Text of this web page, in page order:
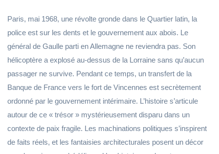
Paris, mai 1968, une révolte gronde dans le Quartier latin, la
police est sur les dents et le gouvernement aux abois. Le
général de Gaulle parti en Allemagne ne reviendra pas. Son
hélicoptère a explosé au-dessus de la Lorraine sans qu’aucun
passager ne survive. Pendant ce temps, un transfert de la
Banque de France vers le fort de Vincennes est secrètement
ordonné par le gouvernement intérimaire. L’histoire s’articule
autour de ce « trésor » mystérieusement disparu dans un
contexte de paix fragile. Les machinations politiques s’inspirent
de faits réels, et les fantaisies architecturales posent un décor